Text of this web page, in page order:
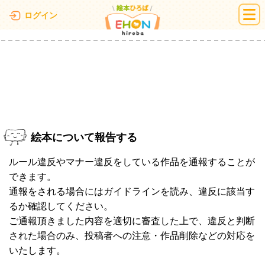
ログイン 絵本ひろば
絵本について報告する
ルール違反やマナー違反をしている作品を通報することが
できます。
通報をされる場合にはガイドラインを読み、違反に該当す
るか確認してください。
ご通報頂きました内容を適切に審査した上で、違反と判断
された場合のみ、投稿者への注意・作品削除などの対応を
いたします。